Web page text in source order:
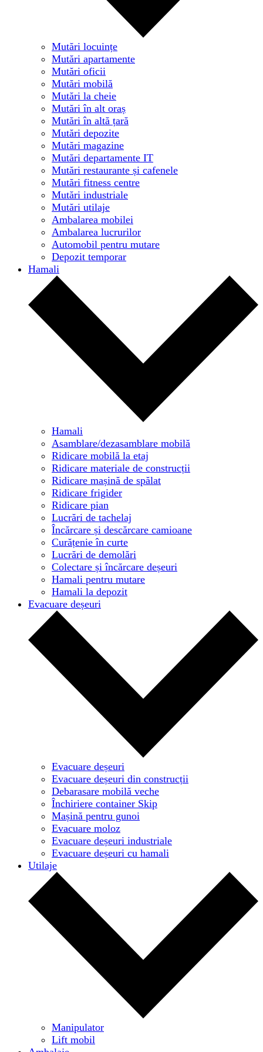
Mutări locuințe
Mutări apartamente
Mutări oficii
Mutări mobilă
Mutări la cheie
Mutări în alt oraș
Mutări în altă țară
Mutări depozite
Mutări magazine
Mutări departamente IT
Mutări restaurante și cafenele
Mutări fitness centre
Mutări industriale
Mutări utilaje
Ambalarea mobilei
Ambalarea lucrurilor
Automobil pentru mutare
Depozit temporar
Hamali
Hamali
Asamblare/dezasamblare mobilă
Ridicare mobilă la etaj
Ridicare materiale de construcții
Ridicare mașină de spălat
Ridicare frigider
Ridicare pian
Lucrări de tachelaj
Încărcare și descărcare camioane
Curățenie în curte
Lucrări de demolări
Colectare și încărcare deșeuri
Hamali pentru mutare
Hamali la depozit
Evacuare deșeuri
Evacuare deșeuri
Evacuare deșeuri din construcții
Debarasare mobilă veche
Închiriere container Skip
Mașină pentru gunoi
Evacuare moloz
Evacuare deșeuri industriale
Evacuare deșeuri cu hamali
Utilaje
Manipulator
Lift mobil